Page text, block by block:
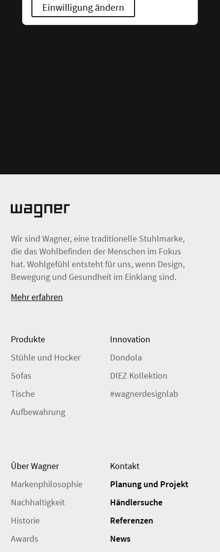
Einwilligung ändern
Wir sind Wagner, eine traditionelle Stuhlmarke,
die das Wohlbefinden der Menschen im Fokus
hat. Wohlgefühl entsteht für uns, wenn Design,
Bewegung und Gesundheit im Einklang sind.
Mehr erfahren
Produkte
Stühle und Hocker
Sofas
Tische
Aufbewahrung
Innovation
Dondola
DIEZ Kollektion
#wagnerdesignlab
Über Wagner
Markenphilosophie
Nachhaltigkeit
Historie
Awards
Kontakt
Planung und Projekt
Händlersuche
Referenzen
News